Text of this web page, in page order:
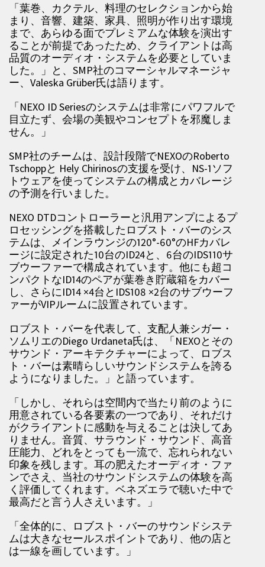
「葉巻、カクテル、料理のセレクションから始
まり、音響、建築、家具、照明が作り出す環境
まで、あらゆる面でプレミアムな体験を演出す
ることが前提であったため、クライアントは高
品質のオーディオ・システムを必要としていま
した。」と、SMP社のコマーシャルマネージャ
ー、Valeska Grüber氏は語ります。
「NEXO ID Seriesのシステムは非常にパワフルで
目立たず、会場の美観やコンセプトを邪魔しま
せん。」
SMP社のチームは、設計段階でNEXOのRoberto
Tschoppと Hely Chirinosの支援を受け、NS-1ソフ
トウェアを使ってシステムの構成とカバレージ
の予測を行いました。
NEXO DTDコントローラーと汎用アンプによるプ
ロセッシングを搭載したロブスト・バーのシス
テムは、メインラウンジの120°-60°のHFカバレ
ージに設定された10台のID24と、6台のIDS110サ
ブウーファーで構成されています。他にも超コ
ンパクトなID14のペアが葉巻き貯蔵箱をカバー
し、さらにID14 ×4台とIDS108 ×2台のサブウーフ
ァーがVIPルームに設置されています。
ロブスト・バーを代表して、支配人兼シガー・
ソムリエのDiego Urdaneta氏は、「NEXOとその
サウンド・アーキテクチャーによって、ロブス
ト・バーは素晴らしいサウンドシステムを誇る
ようになりました。」と語っています。
「しかし、それらは空間内で当たり前のように
用意されている各要素の一つであり、それだけ
がクライアントに感動を与えることは決してあ
りません。音質、サラウンド・サウンド、高音
圧能力、どれをとっても一流で、忘れられない
印象を残します。耳の肥えたオーディオ・ファ
ンでさえ、当社のサウンドシステムの体験を高
く評価してくれます。ベネズエラで聴いた中で
最高だと言う人さえいます。」
「全体的に、ロブスト・バーのサウンドシステ
ムは大きなセールスポイントであり、他の店と
は一線を画しています。」